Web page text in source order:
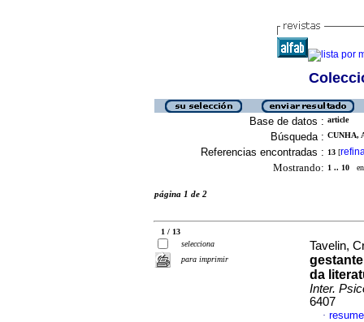
Base de datos : article
Búsqueda : CUNHA,
Referencias encontradas : 13 [
Mostrando: 1 .. 10 en
página 1 de 2
1 / 13
selecciona
para imprimir
Tavelin,
da
Inter.
6407
·